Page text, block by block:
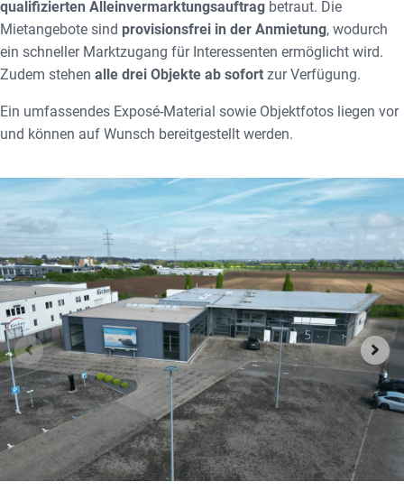
qualifizierten Alleinvermarktungsauftrag betraut. Die
Mietangebote sind provisionsfrei in der Anmietung, wodurch
ein schneller Marktzugang für Interessenten ermöglicht wird.
Zudem stehen alle drei Objekte ab sofort zur Verfügung.
Ein umfassendes Exposé-Material sowie Objektfotos liegen vor
und können auf Wunsch bereitgestellt werden.